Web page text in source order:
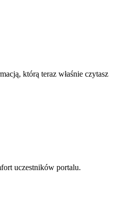
którą teraz właśnie czytasz
uczestników portalu.